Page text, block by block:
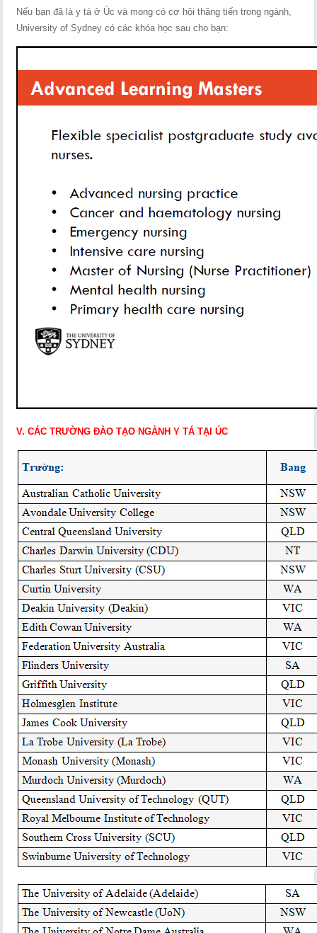
Nếu bạn đã là y tá ở Úc và mong có cơ hội thăng tiến trong ngành,
University of Sydney có các khóa học sau cho bạn:
V. CÁC TRƯỜNG ĐÀO TẠO NGÀNH Y TÁ TẠI ÚC